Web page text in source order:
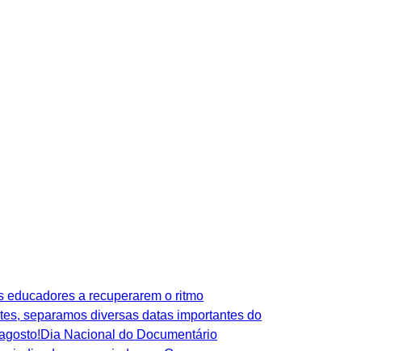
educadores a recuperarem o ritmo
separamos diversas datas importantes do
Nacional do Documentário